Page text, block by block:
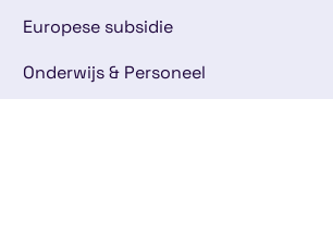
Europese subsidie
Onderwijs & Personeel